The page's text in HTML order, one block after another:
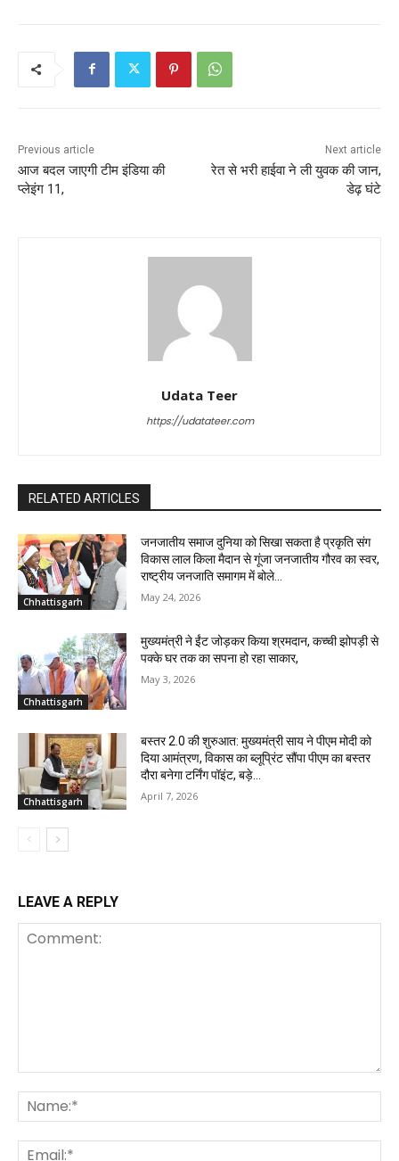
Previous article
आज बदल जाएगी टीम इंडिया की
प्लेइंग 11,
Next article
रेत से भरी हाईवा ने ली युवक की जान,
डेढ़ घंटे
Udata Teer
https://udatateer.com
RELATED ARTICLES
Chhattisgarh
जनजातीय समाज दुनिया को सिखा सकता है प्रकृति संग
विकास लाल किला मैदान से गूंजा जनजातीय गौरव का स्वर,
राष्ट्रीय जनजाति समागम में बोले...
May 24, 2026
Chhattisgarh
मुख्यमंत्री ने ईंट जोड़कर किया श्रमदान, कच्ची झोपड़ी से
पक्के घर तक का सपना हो रहा साकार,
May 3, 2026
Chhattisgarh
बस्तर 2.0 की शुरुआत: मुख्यमंत्री साय ने पीएम मोदी को
दिया आमंत्रण, विकास का ब्लूप्रिंट सौंपा पीएम का बस्तर
दौरा बनेगा टर्निंग पॉइंट, बड़े...
April 7, 2026
LEAVE A REPLY